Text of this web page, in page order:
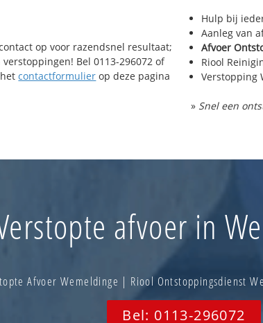
op voor razendsnel resultaat;
Bel 0113-296072 of
hetcontactformulier op deze pagina
Hulp bij
Aanleg van
Afvoer
Riool
Verstopping
» Snel een
afvoer in
Afvoer Wemeldinge | Riool Ontstoppingsdienst
Bel: 0113-296072